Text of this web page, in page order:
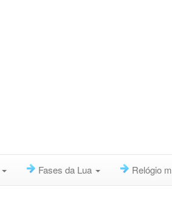
Fases da Lua Relógio